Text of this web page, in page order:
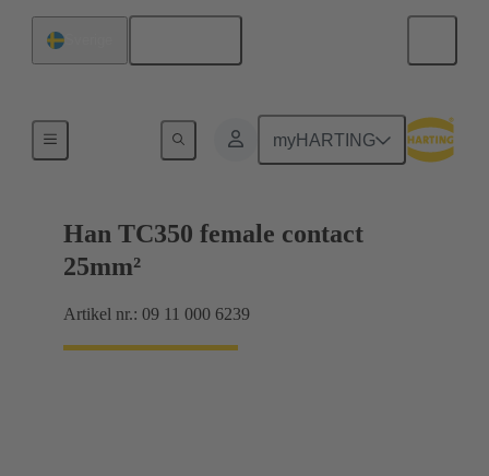
myHARTING
Han TC350 female contact
25mm²
Artikel nr.: 09 11 000 6239